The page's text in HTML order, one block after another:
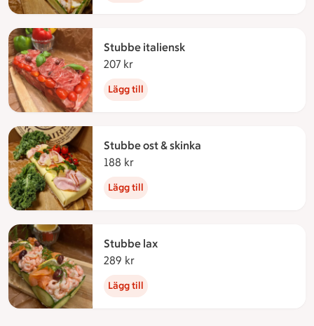
Stubbe italiensk
207 kr
Lägg till
Stubbe ost & skinka
188 kr
Lägg till
Stubbe lax
289 kr
Lägg till